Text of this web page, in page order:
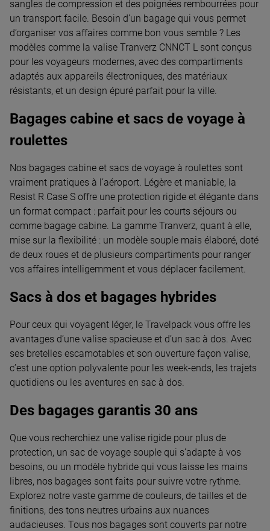
sangles de compression et des poignées rembourrées pour
un transport facile. Besoin d’un bagage qui vous permet
d’organiser vos affaires comme bon vous semble ? Les
modèles comme la valise Tranverz CNNCT L sont conçus
pour les voyageurs modernes, avec des compartiments
adaptés aux appareils électroniques, des matériaux
résistants, et un design épuré parfait pour la ville.
Bagages cabine et sacs de voyage à
roulettes
Nos bagages cabine et sacs de voyage à roulettes sont
vraiment pratiques à l’aéroport. Légère et maniable, la
Resist R Case S offre une protection rigide et élégante dans
un format compact : parfait pour les courts séjours ou
comme bagage cabine. La gamme Tranverz, quant à elle,
mise sur la flexibilité : un modèle souple mais élaboré, doté
de deux roues et de plusieurs compartiments pour ranger
vos affaires intelligemment et vous déplacer facilement.
Sacs à dos et bagages hybrides
Pour ceux qui voyagent léger, le Travelpack vous offre les
avantages d’une valise spacieuse et d’un sac à dos. Avec
ses bretelles escamotables et son ouverture façon valise,
c’est une option polyvalente pour les week-ends, les trajets
quotidiens ou les aventures en sac à dos.
Des bagages garantis 30 ans
Que vous recherchiez une valise rigide pour plus de
protection, un sac de voyage souple qui s’adapte à vos
besoins, ou un modèle hybride qui vous laisse les mains
libres, nos bagages sont faits pour suivre votre rythme.
Explorez notre vaste gamme de couleurs, de tailles et de
finitions, des tons neutres urbains aux nuances
audacieuses. Tous nos bagages sont couverts par notre